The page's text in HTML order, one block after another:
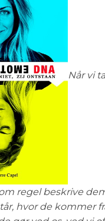
Når vi
regel beskrive
hvor de kommer